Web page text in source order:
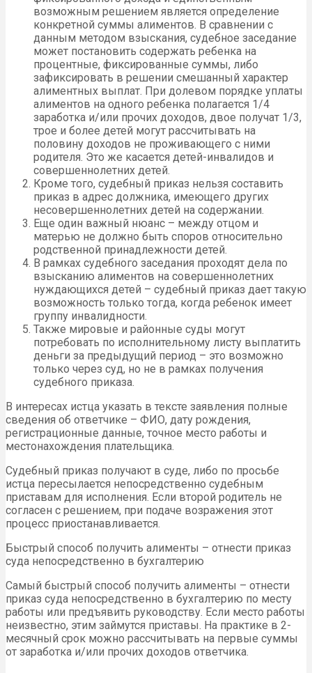
возможным решением является определение
конкретной суммы алиментов. В сравнении с
данным методом взыскания, судебное заседание
может постановить содержать ребенка на
процентные, фиксированные суммы, либо
зафиксировать в решении смешанный характер
алиментных выплат. При долевом порядке уплаты
алиментов на одного ребенка полагается 1/4
заработка и/или прочих доходов, двое получат 1/3,
трое и более детей могут рассчитывать на
половину доходов не проживающего с ними
родителя. Это же касается детей-инвалидов и
совершеннолетних детей.
Кроме того, судебный приказ нельзя составить
приказ в адрес должника, имеющего других
несовершеннолетних детей на содержании.
Еще один важный нюанс – между отцом и
матерью не должно быть споров относительно
родственной принадлежности детей.
В рамках судебного заседания проходят дела по
взысканию алиментов на совершеннолетних
нуждающихся детей – судебный приказ дает такую
возможность только тогда, когда ребенок имеет
группу инвалидности.
Также мировые и районные суды могут
потребовать по исполнительному листу выплатить
деньги за предыдущий период – это возможно
только через суд, но не в рамках получения
судебного приказа.
В интересах истца указать в тексте заявления полные
сведения об ответчике – ФИО, дату рождения,
регистрационные данные, точное место работы и
местонахождения плательщика.
Судебный приказ получают в суде, либо по просьбе
истца пересылается непосредственно судебным
приставам для исполнения. Если второй родитель не
согласен с решением, при подаче возражения этот
процесс приостанавливается.
Быстрый способ получить алименты – отнести приказ
суда непосредственно в бухгалтерию
Самый быстрый способ получить алименты – отнести
приказ суда непосредственно в бухгалтерию по месту
работы или предъявить руководству. Если место работы
неизвестно, этим займутся приставы. На практике в 2-
месячный срок можно рассчитывать на первые суммы
от заработка и/или прочих доходов ответчика.